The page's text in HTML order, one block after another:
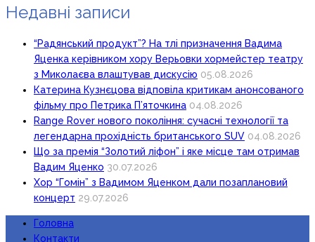
Недавні записи
“Радянський продукт”? На тлі призначення Вадима
Яценка керівником хору Верьовки хормейстер театру
з Миколаєва влаштував дискусію 05.08.2026
Катерина Кузнєцова відповіла критикам анонсованого
фільму про Петрика П’яточкина 04.08.2026
Range Rover нового покоління: сучасні технології та
легендарна прохідність британського SUV 04.08.2026
Що за премія “Золотий ліфон” і яке місце там отримав
Вадим Яценко 30.07.2026
Хор “Гомін” з Вадимом Яценком дали позаплановий
концерт 29.07.2026
Головна
Контакти